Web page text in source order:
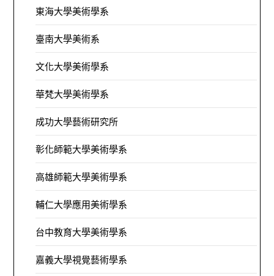
東海大學美術學系
臺南大學美術系
文化大學美術學系
華梵大學美術學系
成功大學藝術研究所
彰化師範大學美術學系
高雄師範大學美術學系
輔仁大學應用美術學系
台中教育大學美術學系
嘉義大學視覺藝術學系